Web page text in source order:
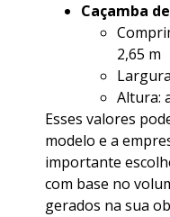
Caçamba
2,65 m
Altura:
Esses valores
modelo e a
importante
com base no
gerados na sua